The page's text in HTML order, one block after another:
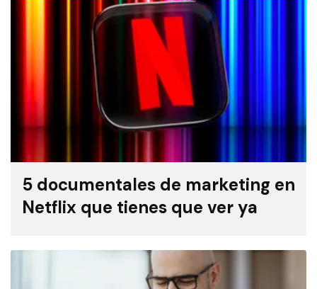
5 documentales de marketing en
Netflix que tienes que ver ya